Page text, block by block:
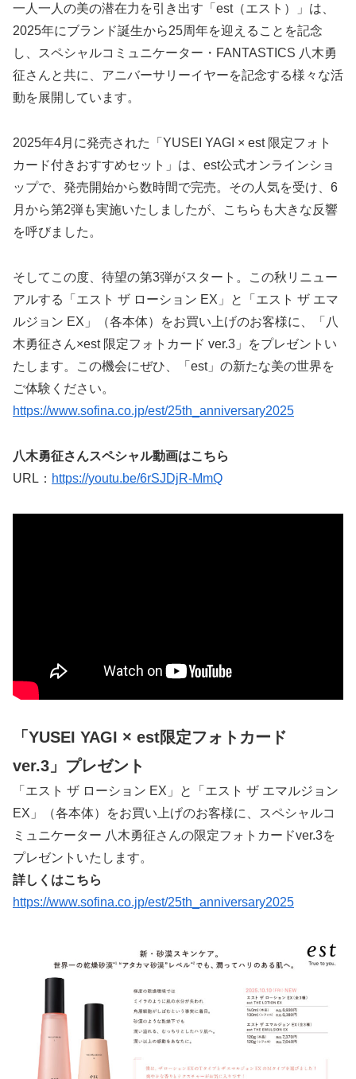
一人一人の美の潜在力を引き出す「est（エスト）」は、
2025年にブランド誕生から25周年を迎えることを記念
し、スペシャルコミュニケーター・FANTASTICS 八木勇
征さんと共に、アニバーサリーイヤーを記念する様々な活
動を展開しています。
2025年4月に発売された「YUSEI YAGI × est 限定フォト
カード付きおすすめセット」は、est公式オンラインショ
ップで、発売開始から数時間で完売。その人気を受け、6
月から第2弾も実施いたしましたが、こちらも大きな反響
を呼びました。
そしてこの度、待望の第3弾がスタート。この秋リニュー
アルする「エスト ザ ローション EX」と「エスト ザ エマ
ルジョン EX」（各本体）をお買い上げのお客様に、「八
木勇征さん×est 限定フォトカード ver.3」をプレゼントい
たします。この機会にぜひ、「est」の新たな美の世界を
ご体験ください。
https://www.sofina.co.jp/est/25th_anniversary2025
八木勇征さんスペシャル動画はこちら
URL： https://youtu.be/6rSJDjR-MmQ
「YUSEI YAGI × est限定フォトカード
ver.3」プレゼント
「エスト ザ ローション EX」と「エスト ザ エマルジョン
EX」（各本体）をお買い上げのお客様に、スペシャルコ
ミュニケーター 八木勇征さんの限定フォトカードver.3を
プレゼントいたします。
詳しくはこちら
https://www.sofina.co.jp/est/25th_anniversary2025